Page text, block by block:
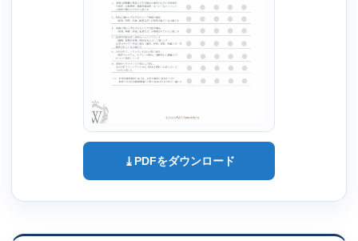
⤓ PDFをダウンロード